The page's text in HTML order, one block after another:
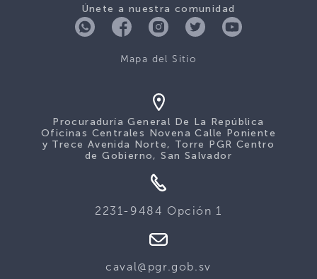
Únete a nuestra comunidad
Mapa del Sitio
Procuraduría General De La República
Oficinas Centrales Novena Calle Poniente
y Trece Avenida Norte, Torre PGR Centro
de Gobierno, San Salvador
2231-9484 Opción 1
caval@pgr.gob.sv